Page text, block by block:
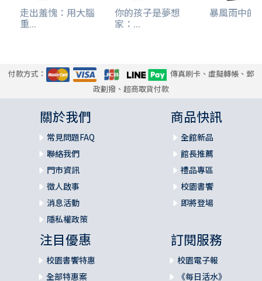
走出羞愧：用大腦
重...
你的孩子是夢想
家：...
暴風雨中的
付款方式：
傳真刷卡、虛擬轉帳、郵
政劃撥、超商取貨付款
關於我們
常見問題FAQ
聯絡我們
門市資訊
徵人啟事
消息活動
隱私權政策
商品快訊
全館新品
館長推薦
禮品專區
校園書饗
即將登場
注目優惠
校園書饗特惠
全部特惠案
訂閱服務
校園電子報
《每日活水》